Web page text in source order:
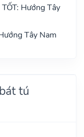
Hướng Tây
Tây Nam
tú